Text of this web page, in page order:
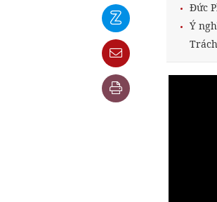
Đức
Ý